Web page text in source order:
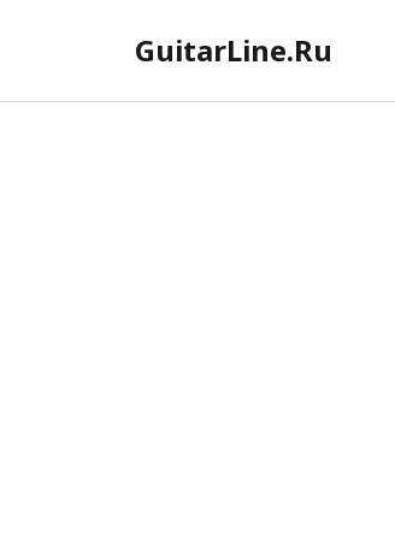
GuitarLine.Ru